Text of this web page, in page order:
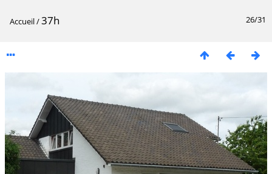
26/31
Accueil/37h